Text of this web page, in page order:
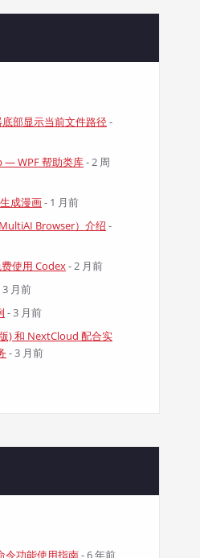
底部显示当前文件路径-
— WPF 帮助类库- 2 周
成漫画- 1 月前
Browser）介绍 -
使用 Codex- 2 月前
3 月前
- 3 月前
) 和 NextCloud 配合实
- 3 月前
令功能使用指南- 6 年前